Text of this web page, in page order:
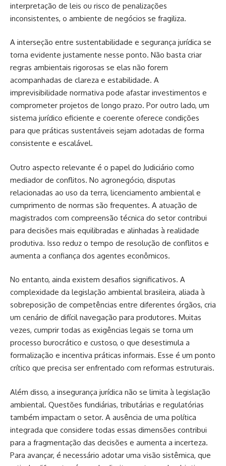
interpretação de leis ou risco de penalizações
inconsistentes, o ambiente de negócios se fragiliza.
A interseção entre sustentabilidade e segurança jurídica se
torna evidente justamente nesse ponto. Não basta criar
regras ambientais rigorosas se elas não forem
acompanhadas de clareza e estabilidade. A
imprevisibilidade normativa pode afastar investimentos e
comprometer projetos de longo prazo. Por outro lado, um
sistema jurídico eficiente e coerente oferece condições
para que práticas sustentáveis sejam adotadas de forma
consistente e escalável.
Outro aspecto relevante é o papel do Judiciário como
mediador de conflitos. No agronegócio, disputas
relacionadas ao uso da terra, licenciamento ambiental e
cumprimento de normas são frequentes. A atuação de
magistrados com compreensão técnica do setor contribui
para decisões mais equilibradas e alinhadas à realidade
produtiva. Isso reduz o tempo de resolução de conflitos e
aumenta a confiança dos agentes econômicos.
No entanto, ainda existem desafios significativos. A
complexidade da legislação ambiental brasileira, aliada à
sobreposição de competências entre diferentes órgãos, cria
um cenário de difícil navegação para produtores. Muitas
vezes, cumprir todas as exigências legais se torna um
processo burocrático e custoso, o que desestimula a
formalização e incentiva práticas informais. Esse é um ponto
crítico que precisa ser enfrentado com reformas estruturais.
Além disso, a insegurança jurídica não se limita à legislação
ambiental. Questões fundiárias, tributárias e regulatórias
também impactam o setor. A ausência de uma política
integrada que considere todas essas dimensões contribui
para a fragmentação das decisões e aumenta a incerteza.
Para avançar, é necessário adotar uma visão sistêmica, que